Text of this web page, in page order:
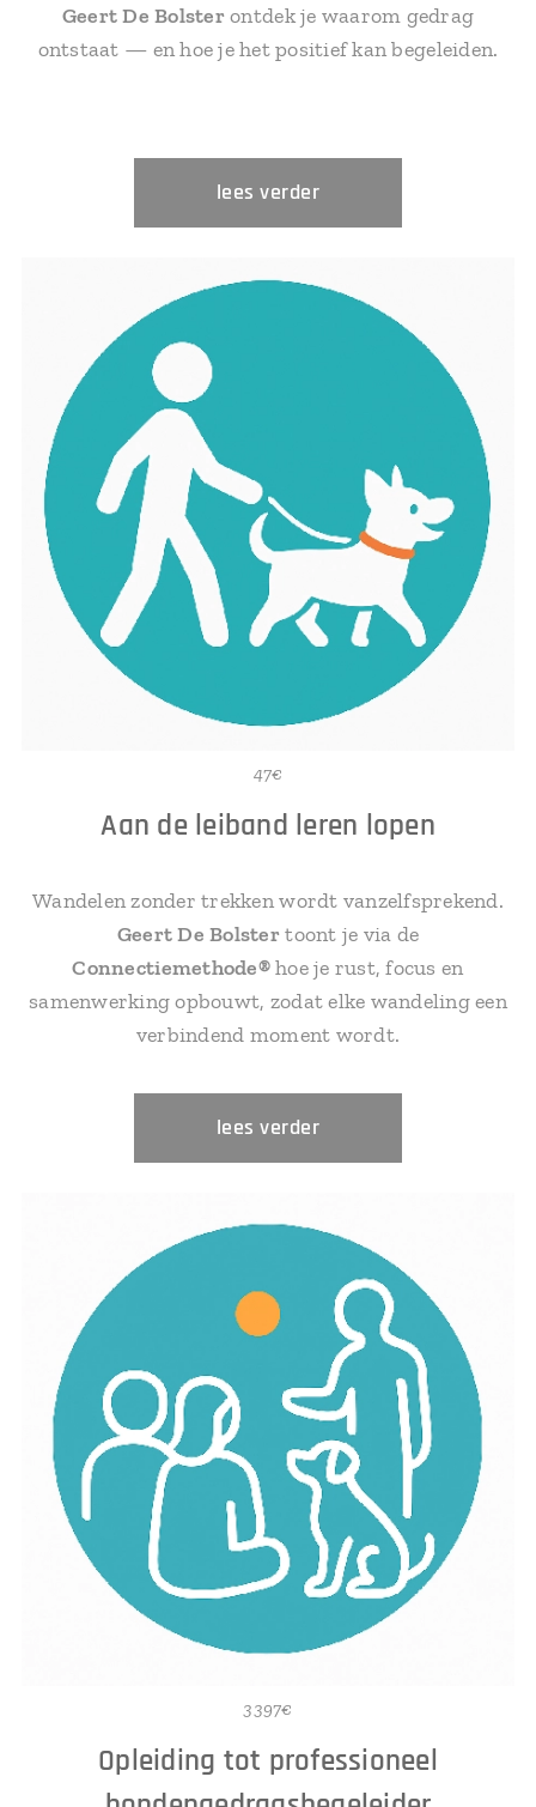
Geert De Bolsterontdek je waarom gedrag
ontstaat — en hoe je het positief kan begeleiden.
lees verder
47€
Aan de leiband leren lopen
Wandelen zonder trekken wordt vanzelfsprekend.
Geert De Bolstertoont je via de
Connectiemethode®hoe je rust, focus en
samenwerking opbouwt, zodat elke wandeling een
verbindend moment wordt.
lees verder
3397€
Opleiding tot professioneel